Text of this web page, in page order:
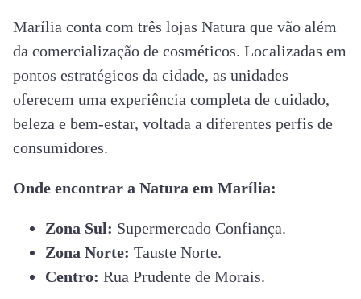
Marília conta com três lojas Natura que vão além
da comercialização de cosméticos. Localizadas em
pontos estratégicos da cidade, as unidades
oferecem uma experiência completa de cuidado,
beleza e bem-estar, voltada a diferentes perfis de
consumidores.
Onde encontrar a Natura em Marília:
Zona Sul: Supermercado Confiança.
Zona Norte: Tauste Norte.
Centro: Rua Prudente de Morais.